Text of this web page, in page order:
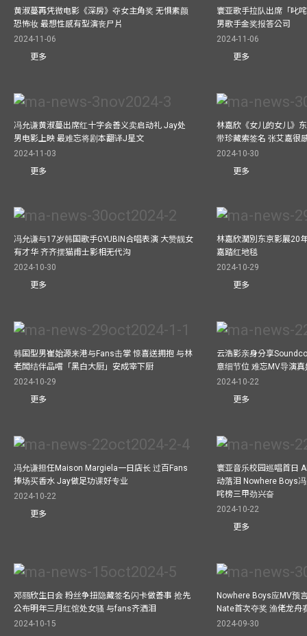
黄淑蔓再凭微电影《深房》夺女主角奖 无惧素颜
恐怖妆 最想性感有型演丧尸片
2024-11-06
更多
寰亚歌手拉队出席「叱
男歌手金奖报答公司
2024-11-06
更多
冯允谦黄淑蔓出席红十字会善义卖启动礼 Jay处
男电影上映 最难忘将剧本翻译J星文
2024-11-03
更多
林嘉欣《女儿的女儿》
带珍藏索签名 张艾嘉很
2024-10-30
更多
冯允谦与17岁韩国歌手GYUBIN合唱表演 大赞靓女
有才华 齐齐摆猫甫士影相无代沟
2024-10-30
更多
林嘉欣濶別东京影展20
嘉踏红地毯
2024-10-29
更多
韩国型男崔始源来港与Fans击掌 惊喜送拥抱 与林
老闆结伴品嚐「黑白大厨」安成宰下厨
2024-10-29
更多
云浩影亲身分享
意细节位 难忘MV导演
2024-10-22
更多
冯允谦担任Maison Margiela一日店长 过百Fans
捧场买香水 Jay做足功课好专业
2024-10-22
更多
寰亚音乐校园巡唱首日
动落泪 Nowhere Boys
咤榜三甲劲兴奋
2024-10-22
更多
邓丽欣生日会 粉丝争扭隐藏签名闪卡做善事 抢先
公布明年三月红馆处女骚 与fans齐洒泪
2024-10-15
Nowhere Boys应MV预
Nate首次夺奖 渔佬龙舟
2024-09-30